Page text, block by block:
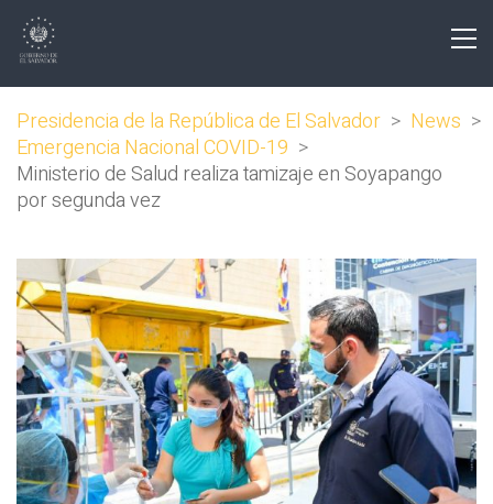
Presidencia de la República de El Salvador > News >
Emergencia Nacional COVID-19 >
Ministerio de Salud realiza tamizaje en Soyapango
por segunda vez